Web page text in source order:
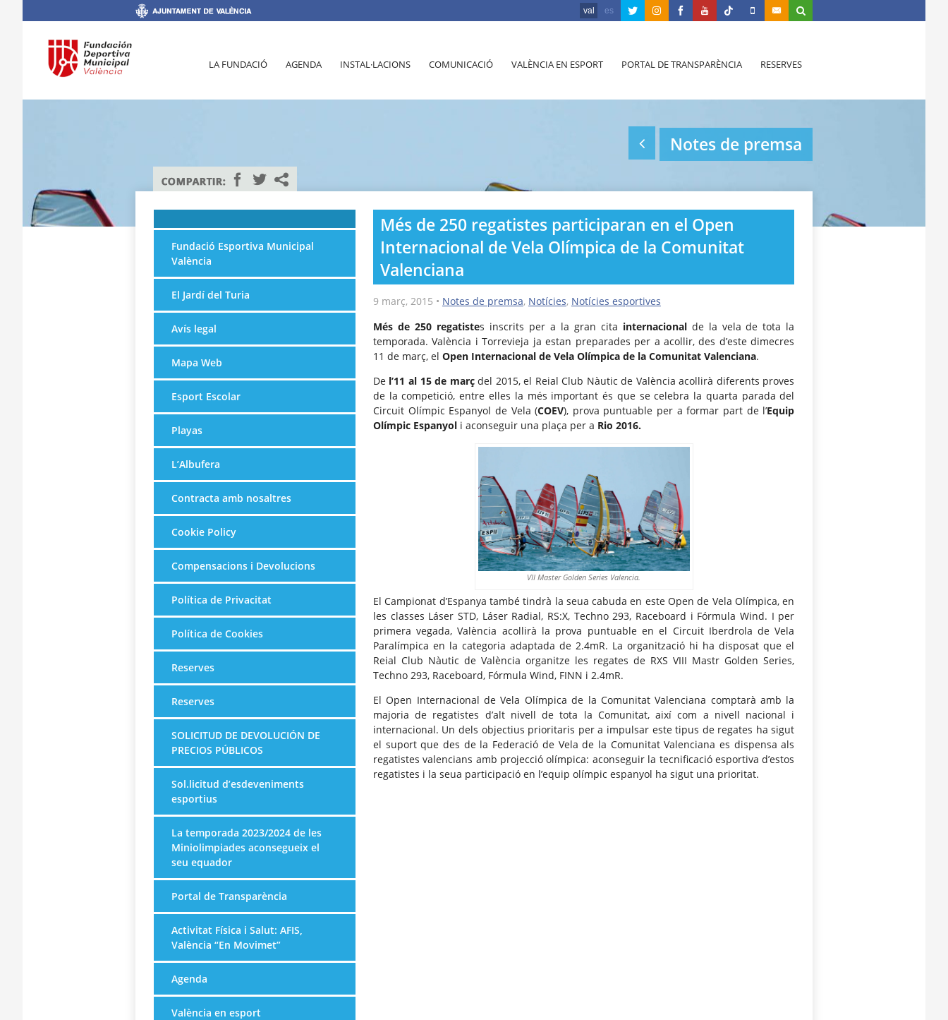
val es
LA FUNDACIÓ AGENDA INSTAL·LACIONS COMUNICACIÓ VALÈNCIA EN ESPORT PORTAL DE TRANSPARÈNCIA RESERVES
Notes de premsa
Més de 250 regatistes participaran en el Open
Internacional de Vela Olímpica de la Comunitat
Valenciana
9 març, 2015 • Notes de premsa, Notícies, Notícies esportives
Més de 250 regatistes inscrits per a la gran cita internacionalde la vela de tota la
temporada. València i Torrevieja ja estan preparades per a acollir, des d’este dimecres
11 de març, el Open Internacional de Vela Olímpica de la Comunitat Valenciana.
De l’11 al 15 de marçdel 2015, el Reial Club Nàutic de València acollirà diferents proves
de la competició, entre elles la més important és que se celebra la quarta parada del
Circuit Olímpic Espanyol de Vela (COEV), prova puntuable per a formar part de l’Equip
Olímpic Espanyoli aconseguir una plaça per a Rio 2016.
VII Master Golden Series Valencia.
El Campionat d’Espanya també tindrà la seua cabuda en este Open de Vela Olímpica, en
les classes Láser STD, Láser Radial, RS:X, Techno 293, Raceboard i Fórmula Wind. I per
primera vegada, València acollirà la prova puntuable en el Circuit Iberdrola de Vela
Paralímpica en la categoria adaptada de 2.4mR. La organització hi ha disposat que el
Reial Club Nàutic de València organitze les regates de RXS VIII Mastr Golden Series,
Techno 293, Raceboard, Fórmula Wind, FINN i 2.4mR.
El Open Internacional de Vela Olímpica de la Comunitat Valenciana comptarà amb la
majoria de regatistes d’alt nivell de tota la Comunitat, així com a nivell nacional i
internacional. Un dels objectius prioritaris per a impulsar este tipus de regates ha sigut
el suport que des de la Federació de Vela de la Comunitat Valenciana es dispensa als
regatistes valencians amb projecció olímpica: aconseguir la tecnificació esportiva d’estos
regatistes i la seua participació en l’equip olímpic espanyol ha sigut una prioritat.
Fundació Esportiva Municipal
València
El Jardí del Turia
Avís legal
Mapa Web
Esport Escolar
Playas
L’Albufera
Contracta amb nosaltres
Cookie Policy
Compensacions i Devolucions
Política de Privacitat
Política de Cookies
Reserves
Reserves
SOLICITUD DE DEVOLUCIÓN DE
PRECIOS PÚBLICOS
Sol.licitud d’esdeveniments
esportius
La temporada 2023/2024 de les
Miniolimpiades aconsegueix el
seu equador
Portal de Transparència
Activitat Física i Salut: AFIS,
València “En Movimet”
Agenda
València en esport